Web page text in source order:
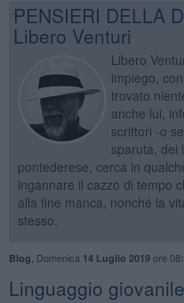
PENSIERI DELLA
Libero Venturi
Libero
impiego,
trovato
anche lui,
scrittori -o
sparuta, dei
pontederese, cerca in
ingannare il cazzo di tempo
alla fine manca, nonché la
stesso.
Blog Domenica 14 Luglio 2019ore
​Linguaggio giovanile